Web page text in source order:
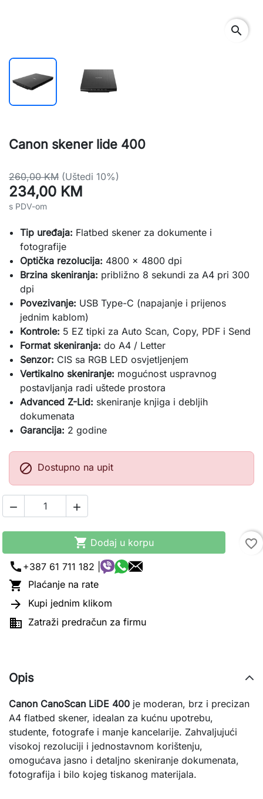
search
Canon skener lide 400
260,00 KM (Uštedi 10%)
234,00 KM
s PDV-om
Tip uređaja: Flatbed skener za dokumente i
fotografije
Optička rezolucija: 4800 x 4800 dpi
Brzina skeniranja: približno 8 sekundi za A4 pri 300
dpi
Povezivanje: USB Type-C (napajanje i prijenos
jednim kablom)
Kontrole: 5 EZ tipki za Auto Scan, Copy, PDF i Send
Format skeniranja:do A4 / Letter
Senzor: CIS sa RGB LED osvjetljenjem
Vertikalno skeniranje: mogućnost uspravnog
postavljanja radi uštede prostora
Advanced Z-Lid: skeniranje knjiga i debljih
dokumenata
Garancija: 2 godine
 Dostupno na upit
 
 Dodaj u korpu
favorite_border
call +387 61 711 182 |
 Plaćanje na rate
 Kupi jednim klikom
 Zatraži predračun za firmu
Opis
Canon CanoScan LiDE 400 je moderan, brz i precizan
A4 flatbed skener, idealan za kućnu upotrebu,
studente, fotografe i manje kancelarije. Zahvaljujući
visokoj rezoluciji i jednostavnom korištenju,
omogućava jasno i detaljno skeniranje dokumenata,
fotografija i bilo kojeg tiskanog materijala.